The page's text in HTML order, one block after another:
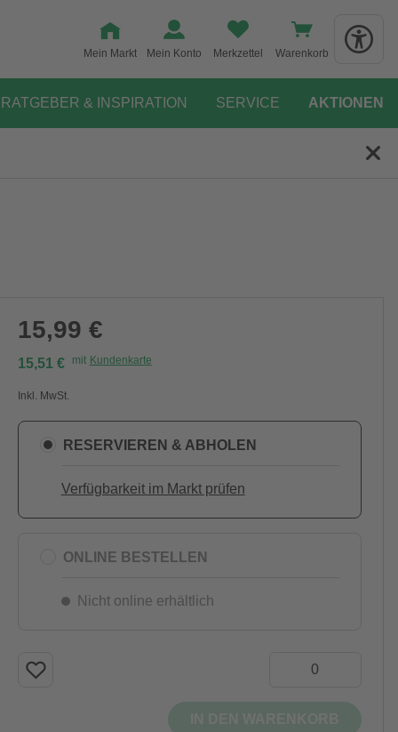
Mein Markt Mein Konto Merkzettel Warenkorb
RATGEBER & INSPIRATION SERVICE AKTIONEN
15,99 €
15,51 € mit Kundenkarte
Inkl. MwSt.
RESERVIEREN & ABHOLEN
Verfügbarkeit im Markt prüfen
ONLINE BESTELLEN
Nicht online erhältlich